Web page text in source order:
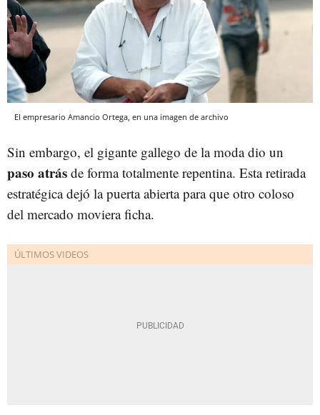
El empresario Amancio Ortega, en una imagen de archivo
Sin embargo, el gigante gallego de la moda dio un
paso atrás de forma totalmente repentina. Esta retirada
estratégica dejó la puerta abierta para que otro coloso
del mercado moviera ficha.